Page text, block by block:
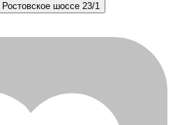
Ростовское шоссе 23/1